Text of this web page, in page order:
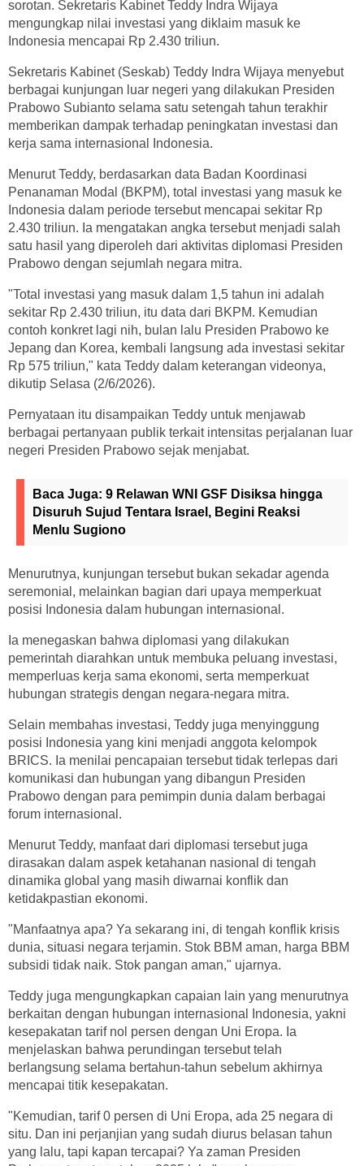
sorotan. Sekretaris Kabinet Teddy Indra Wijaya
mengungkap nilai investasi yang diklaim masuk ke
Indonesia mencapai Rp 2.430 triliun.
Sekretaris Kabinet (Seskab) Teddy Indra Wijaya menyebut
berbagai kunjungan luar negeri yang dilakukan Presiden
Prabowo Subianto selama satu setengah tahun terakhir
memberikan dampak terhadap peningkatan investasi dan
kerja sama internasional Indonesia.
Menurut Teddy, berdasarkan data Badan Koordinasi
Penanaman Modal (BKPM), total investasi yang masuk ke
Indonesia dalam periode tersebut mencapai sekitar Rp
2.430 triliun. Ia mengatakan angka tersebut menjadi salah
satu hasil yang diperoleh dari aktivitas diplomasi Presiden
Prabowo dengan sejumlah negara mitra.
"Total investasi yang masuk dalam 1,5 tahun ini adalah
sekitar Rp 2.430 triliun, itu data dari BKPM. Kemudian
contoh konkret lagi nih, bulan lalu Presiden Prabowo ke
Jepang dan Korea, kembali langsung ada investasi sekitar
Rp 575 triliun," kata Teddy dalam keterangan videonya,
dikutip Selasa (2/6/2026).
Pernyataan itu disampaikan Teddy untuk menjawab
berbagai pertanyaan publik terkait intensitas perjalanan luar
negeri Presiden Prabowo sejak menjabat.
Baca Juga: 9 Relawan WNI GSF Disiksa hingga
Disuruh Sujud Tentara Israel, Begini Reaksi
Menlu Sugiono
Menurutnya, kunjungan tersebut bukan sekadar agenda
seremonial, melainkan bagian dari upaya memperkuat
posisi Indonesia dalam hubungan internasional.
Ia menegaskan bahwa diplomasi yang dilakukan
pemerintah diarahkan untuk membuka peluang investasi,
memperluas kerja sama ekonomi, serta memperkuat
hubungan strategis dengan negara-negara mitra.
Selain membahas investasi, Teddy juga menyinggung
posisi Indonesia yang kini menjadi anggota kelompok
BRICS. Ia menilai pencapaian tersebut tidak terlepas dari
komunikasi dan hubungan yang dibangun Presiden
Prabowo dengan para pemimpin dunia dalam berbagai
forum internasional.
Menurut Teddy, manfaat dari diplomasi tersebut juga
dirasakan dalam aspek ketahanan nasional di tengah
dinamika global yang masih diwarnai konflik dan
ketidakpastian ekonomi.
"Manfaatnya apa? Ya sekarang ini, di tengah konflik krisis
dunia, situasi negara terjamin. Stok BBM aman, harga BBM
subsidi tidak naik. Stok pangan aman," ujarnya.
Teddy juga mengungkapkan capaian lain yang menurutnya
berkaitan dengan hubungan internasional Indonesia, yakni
kesepakatan tarif nol persen dengan Uni Eropa. Ia
menjelaskan bahwa perundingan tersebut telah
berlangsung selama bertahun-tahun sebelum akhirnya
mencapai titik kesepakatan.
"Kemudian, tarif 0 persen di Uni Eropa, ada 25 negara di
situ. Dan ini perjanjian yang sudah diurus belasan tahun
yang lalu, tapi kapan tercapai? Ya zaman Presiden